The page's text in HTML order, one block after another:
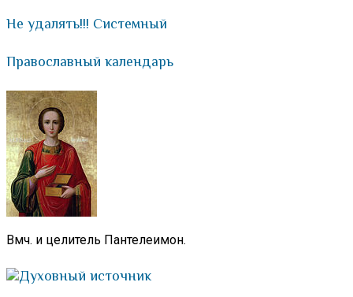
Не удалять!!! Системный
Православный календарь
Вмч. и целитель Пантелеимон.
Духовный источник